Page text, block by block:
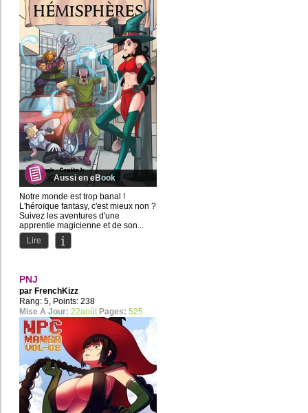
Aussi en eBook
Notre monde est trop banal !
L'héroïque fantasy, c'est mieux non ?
Suivez les aventures d'une
apprentie magicienne et de son...
Lire
PNJ
par FrenchKizz
Rang: 5, Points: 238
Mise À Jour: 22août Pages: 525